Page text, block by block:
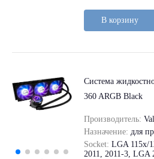
В корзину
Система
360 ARGB Black
Производитель:
Назначение: для
Socket: LGA 115x/
2011, 2011-3, LGA